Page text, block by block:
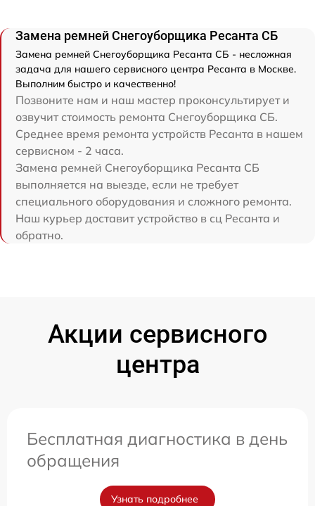
Замена ремней Снегоуборщика Ресанта СБ
Замена ремней Снегоуборщика Ресанта СБ - несложная
задача для нашего сервисного центра Ресанта в Москве.
Выполним быстро и качественно!
Позвоните нам и наш мастер проконсультирует и
озвучит стоимость ремонта Снегоуборщика СБ.
Среднее время ремонта устройств Ресанта в нашем
сервисном - 2 часа.
Замена ремней Снегоуборщика Ресанта СБ
выполняется на выезде, если не требует
специального оборудования и сложного ремонта.
Наш курьер доставит устройство в сц Ресанта и
обратно.
Акции сервисного
центра
Бесплатная диагностика в день
обращения
Узнать подробнее